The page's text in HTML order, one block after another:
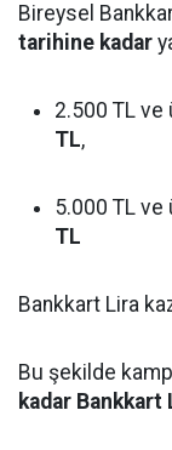
Bireysel
tarihine kadar
2.500 TL
TL,
5.000 TL
TL
Bankkart Lira
Bu şekilde
kadar Bankkart